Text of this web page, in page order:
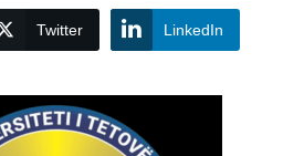
Twitter LinkedIn